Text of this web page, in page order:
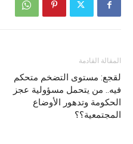
المقالة القادمة
لقجع: مستوى التضخم متحكم
فيه.. من يتحمل مسؤولية عجز
الحكومة وتدهور الأوضاع
المجتمعية؟؟